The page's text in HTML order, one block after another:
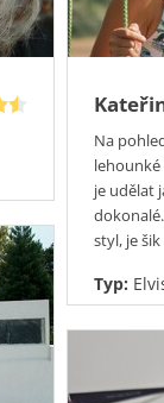
Na
lehounké
je udělat
styl, je
Typ: